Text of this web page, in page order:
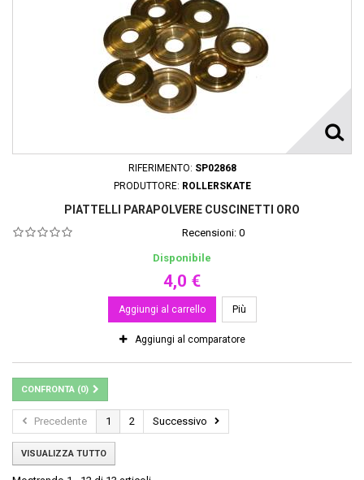
RIFERIMENTO: SP02868
PRODUTTORE: ROLLERSKATE
PIATTELLI PARAPOLVERE CUSCINETTI ORO
Recensioni: 0
Disponibile
4,0 €
Aggiungi al carrello Più
Aggiungi al comparatore
CONFRONTA (0)
Precedente 1 2 Successivo
VISUALIZZA TUTTO